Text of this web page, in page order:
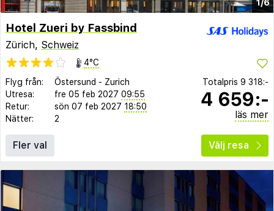
1/6
Hotel Zueri by Fassbind
Zürich, Schweiz
4°C
Flyg från:
Östersund - Zurich
Utresa:
fre 05 feb 2027 09:55
Retur:
sön 07 feb 2027 18:50
Nätter:
2
Totalpris 9 318:-
4 659:-
läs mer
Fler val Välj resa